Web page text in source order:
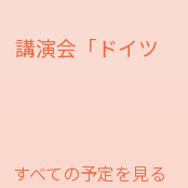
講演会「ドイツ
すべての予定を見る